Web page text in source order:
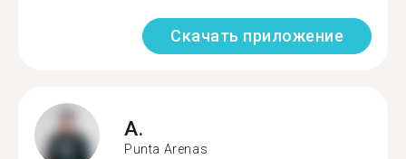
Скачать приложение
A.
Punta Arenas